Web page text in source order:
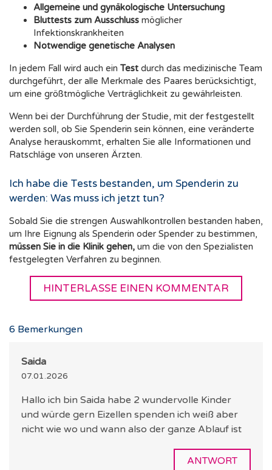
Allgemeine und gynäkologische Untersuchung
Bluttests zum Ausschluss möglicher
Infektionskrankheiten
Notwendige genetische Analysen
In jedem Fall wird auch ein Test durch das medizinische Team
durchgeführt, der alle Merkmale des Paares berücksichtigt,
um eine größtmögliche Verträglichkeit zu gewährleisten.
Wenn bei der Durchführung der Studie, mit der festgestellt
werden soll, ob Sie Spenderin sein können, eine veränderte
Analyse herauskommt, erhalten Sie alle Informationen und
Ratschläge von unseren Ärzten.
Ich habe die Tests bestanden, um Spenderin zu
werden: Was muss ich jetzt tun?
Sobald Sie die strengen Auswahlkontrollen bestanden haben,
um Ihre Eignung als Spenderin oder Spender zu bestimmen,
müssen Sie in die Klinik gehen, um die von den Spezialisten
festgelegten Verfahren zu beginnen.
HINTERLASSE EINEN KOMMENTAR
6 Bemerkungen
Saida
07.01.2026
Hallo ich bin Saida habe 2 wundervolle Kinder
und würde gern Eizellen spenden ich weiß aber
nicht wie wo und wann also der ganze Ablauf ist
ANTWORT